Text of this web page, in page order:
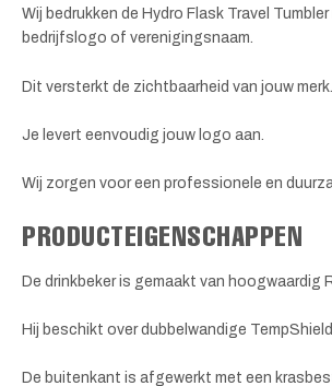
Wij bedrukken de Hydro Flask Travel
bedrijfslogo of verenigingsnaam.
Dit versterkt de zichtbaarheid van jouw merk.
Je levert eenvoudig jouw logo aan.
Wij zorgen voor een professionele en
PRODUCTEIGENSCHAPPEN
De drinkbeker is gemaakt van hoogwaardig
Hij beschikt over dubbelwandige
De buitenkant is afgewerkt met een